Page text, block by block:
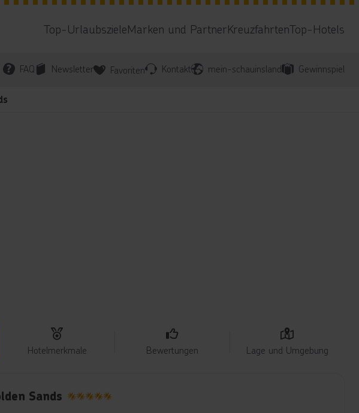
Top-UrlaubszieleMarken und PartnerKreuzfahrtenTop-Hotels
FAQ Newsletter Favoriten Kontakt mein-schauinsland Gewinnspiel
Hotelmerkmale Bewertungen Lage und Umgebung
Sands